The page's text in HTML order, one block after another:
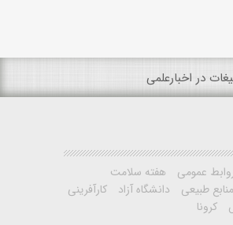
در اخبارعلمی
عمومی
هفته سلامت
منابع طبیعی دانشگاه آزاد
کارآفرینی
کرونا